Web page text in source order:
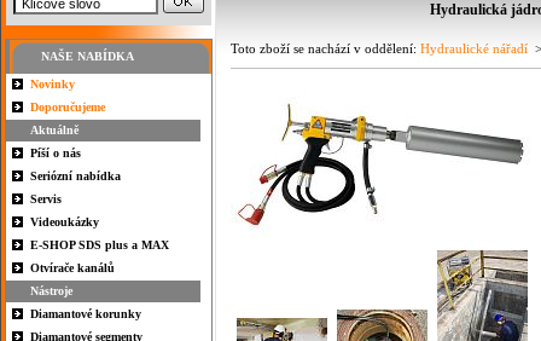
NAŠE NABÍDKA
Novinky
Doporučujeme
Aktuálně
Píší o nás
Seriózní nabídka
Servis
Videoukázky
E-SHOP SDS plus a MAX
Otvírače kanálů
Nástroje
Diamantové korunky
Diamantové segmenty
Hydraulická
Toto zboží se nachází v oddělení: Hydraulické nářadí